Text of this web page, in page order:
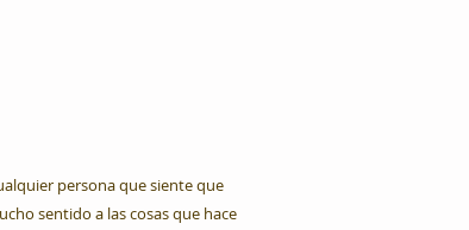
persona que siente que
sentido a las cosas que hace